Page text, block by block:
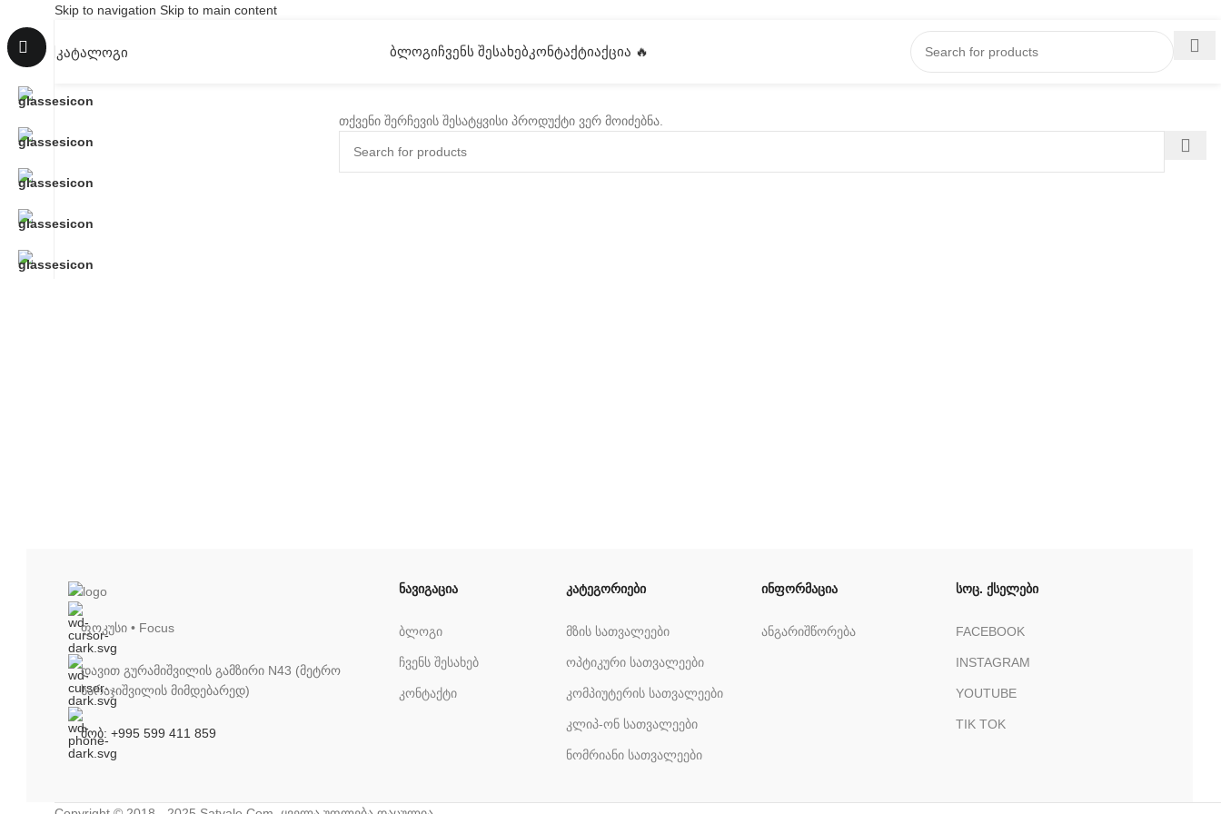
Skip to navigation Skip to main content
ᲙᲐᲢᲐᲚᲝᲒᲘ ᲑᲚᲝᲒᲘᲩᲕᲔᲜᲡ ᲨᲔᲡᲐᲮᲔᲑᲙᲝᲜᲢᲐᲥᲢᲘᲐᲥᲪᲘᲐ 🔥
თქვენი შერჩევის შესატყვისი პროდუქტი ვერ მოიძებნა.
ფოკუსი • Focus
დავით გურამიშვილის გამზირი N43 (მეტრო
სარაჯიშვილის მიმდებარედ)
მობ: +995 599 411 859
ნავიგაცია
ბლოგი
ჩვენს შესახებ
კონტაქტი
კატეგორიები
მზის სათვალეები
ოპტიკური სათვალეები
კომპიუტერის სათვალეები
კლიპ-ონ სათვალეები
ნომრიანი სათვალეები
ინფორმაცია
ანგარიშწორება
სოც. ქსელები
FACEBOOK
INSTAGRAM
YOUTUBE
TIK TOK